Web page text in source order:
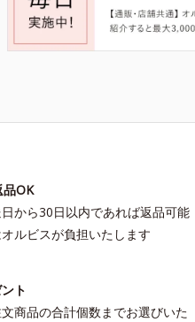
品OK
から30日以内であれば返品可能
ルビスが負担いたします
ト
商品の合計個数までお選びいた